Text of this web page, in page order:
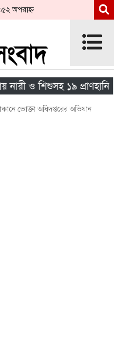
অপরাহ্ন
ও শিশুসহ ১৯ প্রাণহানি
ভোক্তা অধিদপ্তরের অভিযান